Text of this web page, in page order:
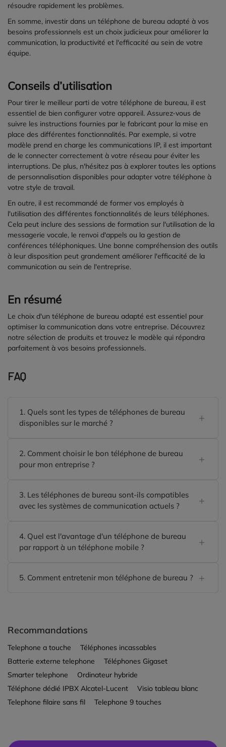
résoudre rapidement les problèmes.
En somme, investir dans un téléphone de bureau adapté à vos
besoins professionnels est un choix judicieux pour améliorer la
communication, la productivité et l'efficacité au sein de votre
équipe.
Conseils d’utilisation
Pour tirer le meilleur parti de votre téléphone de bureau, il est
essentiel de bien configurer votre appareil. Assurez-vous de
suivre les instructions fournies par le fabricant pour la mise en
place des différentes fonctionnalités. Par exemple, si votre
modèle prend en charge les communications IP, il est important
de le connecter correctement à votre réseau pour éviter les
interruptions. De plus, n'hésitez pas à explorer toutes les options
de personnalisation disponibles pour adapter votre téléphone à
votre style de travail.
En outre, il est recommandé de former vos employés à
l'utilisation des différentes fonctionnalités de leurs téléphones.
Cela peut inclure des sessions de formation sur l'utilisation de la
messagerie vocale, le renvoi d'appels ou la gestion de
conférences téléphoniques. Une bonne compréhension des outils
à leur disposition peut grandement améliorer l'efficacité de la
communication au sein de l'entreprise.
En résumé
Le choix d'un téléphone de bureau adapté est essentiel pour
optimiser la communication dans votre entreprise. Découvrez
notre sélection de produits et trouvez le modèle qui répondra
parfaitement à vos besoins professionnels.
FAQ
1. Quels sont les types de téléphones de bureau
disponibles sur le marché ?
2. Comment choisir le bon téléphone de bureau
pour mon entreprise ?
3. Les téléphones de bureau sont-ils compatibles
avec les systèmes de communication actuels ?
4. Quel est l'avantage d'un téléphone de bureau
par rapport à un téléphone mobile ?
5. Comment entretenir mon téléphone de bureau ?
Recommandations
Telephone a touche
Téléphones incassables
Batterie externe telephone
Téléphones Gigaset
Smarter telephone
Ordinateur hybride
Téléphone dédié IPBX Alcatel-Lucent
Visio tableau blanc
Telephone filaire sans fil
Telephone 9 touches